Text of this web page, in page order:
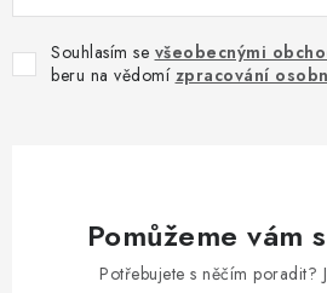
Souhlasím se všeobecnými
beru na vědomí zpracování
Pomůžeme vám
Potřebujete s něčím poradit?